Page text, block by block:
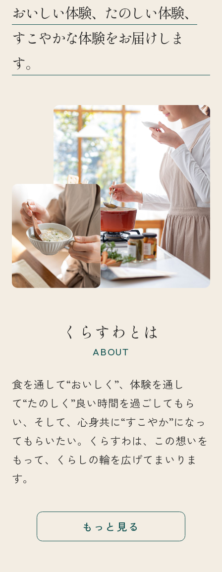
おいしい体験、たのしい体験、
すこやかな体験をお届けしま
す。
くらすわとは
ABOUT
食を通して“おいしく”、体験を通し
て“たのしく”良い時間を過ごしてもら
い、そして、心身共に“すこやか”になっ
てもらいたい。くらすわは、この想いを
もって、くらしの輪を広げてまいりま
す。
もっと見る